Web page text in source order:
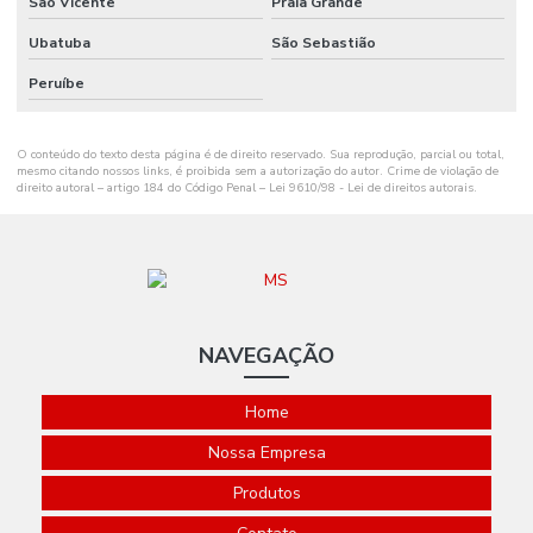
Ribbon Cera 110mm
Ribbon Cera 110mm Distribuidor Em Mg
Ribbon Cera 110mm Para Impressão
Ribbon Cera 110mm X 74m Tubete 1 2 Polegada
Ribbon Cera 110x450 Metros
Ribbon Cera 110x450 Minas Gerais
Ribbon Cera 110x450 Santa Catarina
Ubatuba São Sebastião
Peruíbe
O conteúdo do texto desta página é de direito reservado. Sua reprodução, parcial ou total,
mesmo citando nossos links, é proibida sem a autorização do autor. Crime de violação de
direito autoral – artigo 184 do Código Penal – Lei 9610/98 - Lei de direitos autorais.
NAVEGAÇÃO
Home
Nossa Empresa
Produtos